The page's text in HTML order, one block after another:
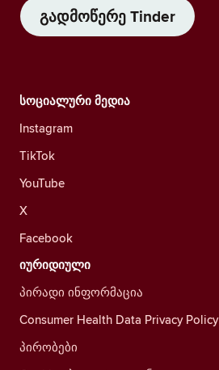
გადმოწერე Tinder
სოციალური მედია
Instagram
TikTok
YouTube
X
Facebook
იურიდიული
პირადი ინფორმაცია
Consumer Health Data Privacy Policy
პირობები